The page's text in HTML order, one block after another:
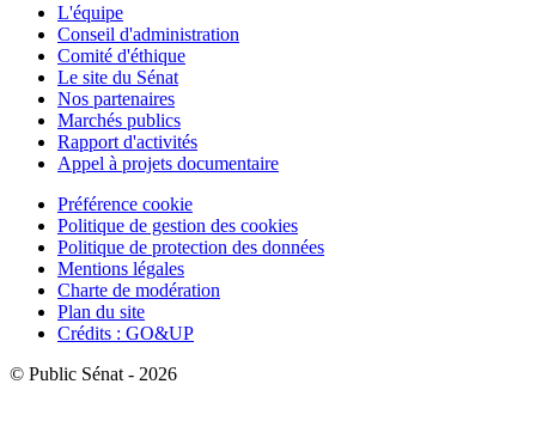
L'équipe
Conseil d'administration
Comité d'éthique
Le site du Sénat
Nos partenaires
Marchés publics
Rapport d'activités
Appel à projets documentaire
Préférence cookie
Politique de gestion des cookies
Politique de protection des données
Mentions légales
Charte de modération
Plan du site
Crédits : GO&UP
© Public Sénat - 2026